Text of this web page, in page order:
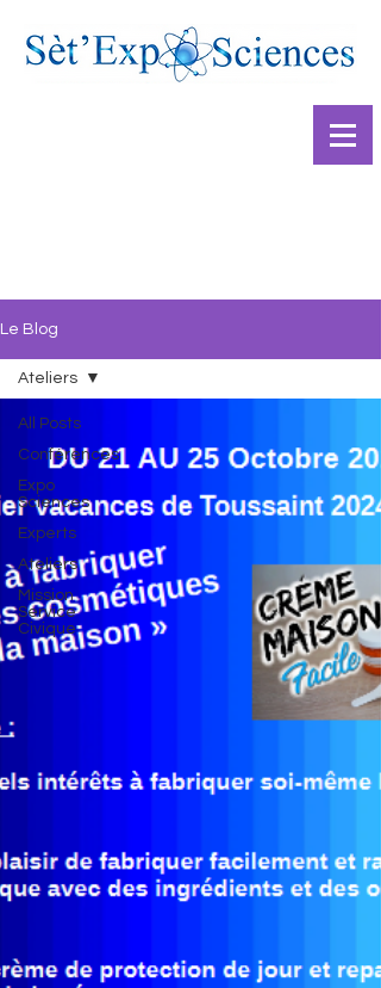
Le Blog
All Posts
Conférences
Expo
Sciences
Experts
Ateliers
Mission
Service
Civique
Ateliers